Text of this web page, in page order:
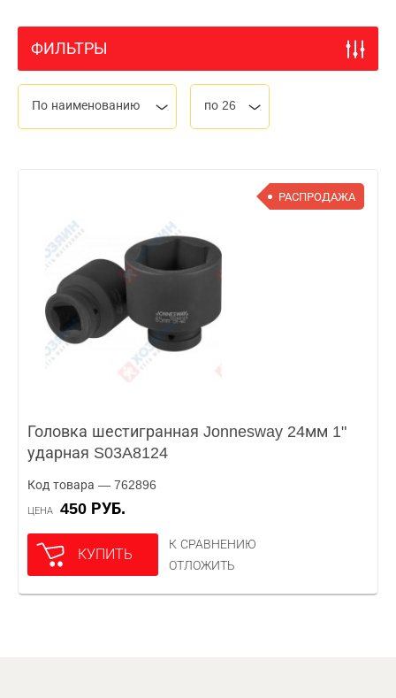
ФИЛЬТРЫ
По наименованию по 26
РАСПРОДАЖА
Головка шестигранная Jonnesway 24мм 1"
ударная S03A8124
Код товара — 762896
ЦЕНА 450 РУБ.
КУПИТЬ
К СРАВНЕНИЮ
ОТЛОЖИТЬ